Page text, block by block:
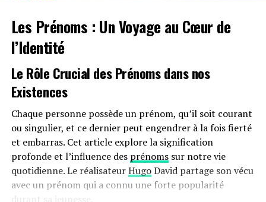
RELATED TOPICS: JEUX VIDÉO PS4 PS5
SWITCH
UNDER DEFEAT
UP NEXT
Alison Gibson, plongeuse de l’équipe américaine, réagit
après un plongeon douloureux qui lui vaut un score de
0,0 !
DON'T MISS
Billie Eilish, Snoop Dogg et RHCP : un spectacle
époustouflant pour la cérémonie de clôture des Jeux
Olympiques !
Les Prénoms : Un Voyage au Cœur de
l’Identité
Le Rôle Crucial des Prénoms dans nos
Existences
Chaque personne possède un prénom, qu’il soit courant
ou singulier, et ce dernier peut engendrer à la fois fierté
et embarras. Cet article explore la signification
profonde et l’influence des prénomssur notre vie
quotidienne. Le réalisateurHugoDavid partage son vécu
avec un prénom qui a connu une forte popularité
durant sa jeunesse.